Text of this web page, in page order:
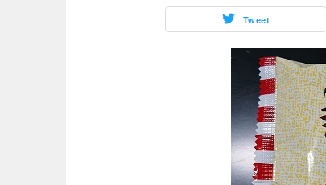
Tweet